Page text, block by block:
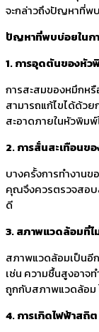
จะกล่าวถึงปัญหาที่พบ
ปัญหาที่พบบ่อยในก
1. การอุดตันของหัว
การสะสมของหมึกห
สามารถแก้ไขได้ด้ว
สะอาดภายในหัวพิม
2. การสั่นสะเทือนข
บางครั้งการทำงาน
คุณจึงควรตรวจสอบ
ดี
3. สภาพแวดล้อมที่ไ
สภาพแวดล้อมเป็นอี
เช่น ความชื้นสูงอาจ
ถูกกับสภาพแวดล้อม
4. การเกิดไฟฟ้าสถิต